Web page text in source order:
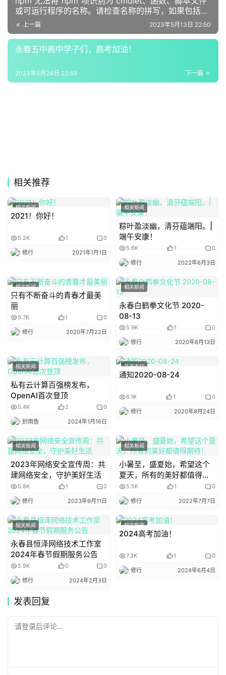
学
科
知
公
软
件
关
于
投稿
或可运行程序的名称。请检查名称的拼写，如果包括路
径，请确保路径正确，然后再试一次。
上一篇 2023年5月13日 22:50
永春五中高中学子们，高考加油！
下一篇
2023年5月24日 23:59
相关推荐
相关新闻
2021！你好！
5.2K 1 0
修行 2021年1月1日
相关新闻
粽叶盈淡幽，清芬蕴端阳。|
端午安康！
5.6K 1 0
修行 2022年6月3日
相关新闻
只有不断奋斗的青春才最美
丽
5.7K 1 0
修行 2020年7月22日
相关新闻
永春白鹤拳文化节 2020-
08-13
5.9K 1 0
修行 2020年8月13日
相关新闻
私有云计算百强榜发布，
OpenAI首次登顶
5.4K 2 0
封雨鱼 2024年1月16日
关于本站
通知2020-08-24
6.1K 1 0
修行 2020年8月24日
相关新闻
2023年网络安全宣传周：共
建网络安全，守护美好生活
5.8K 1 0
修行 2023年9月11日
相关新闻
小暑至，盛夏始，希望这个
夏天，所有的美好都值得期
待！
5.5K 1 0
修行 2022年7月7日
相关新闻
永春县恒泽网络技术工作室
2024年春节假期服务公告
5.9K 0 0
修行 2024年2月3日
相关新闻
2024高考加油！
7.3K 1 0
修行 2024年6月4日
发表回复
请登录后评论...